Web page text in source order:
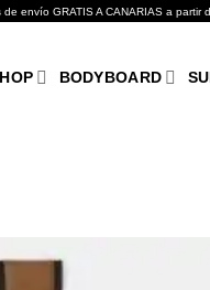
envío GRATIS A CANARIAS a
BODYBOARD